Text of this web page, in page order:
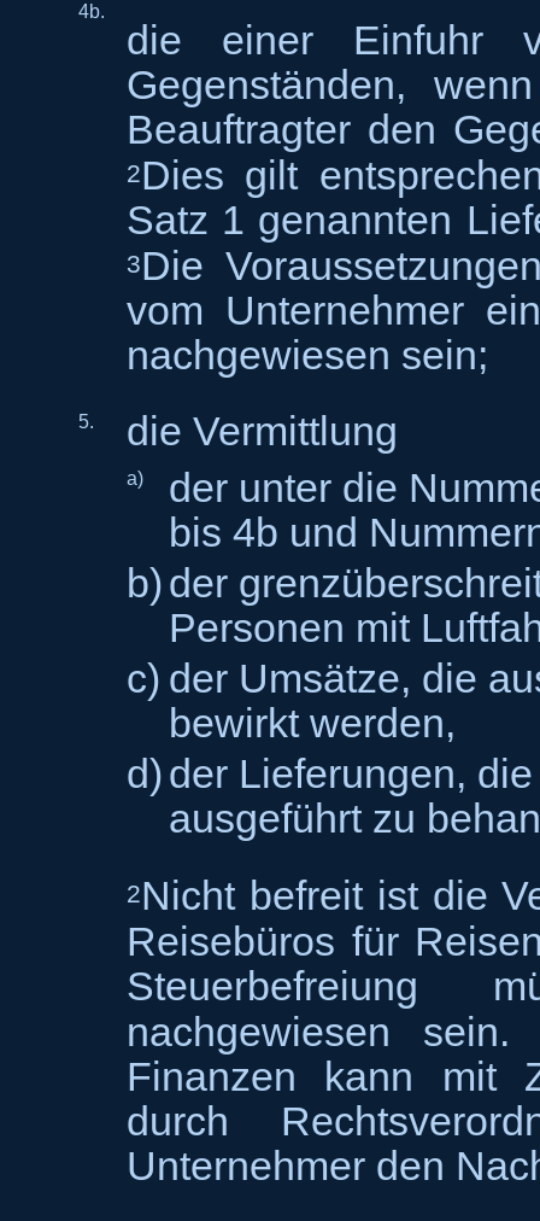
4b.
die einer Einfuhr
Gegenständen,
Beauftragter den
2Dies gilt
Satz 1 genannten
3Die
vom Unternehmer
nachgewiesen sein;
5. die Vermittlung
a)
der unter die
bis 4b und
b)der
Personen mit
c) der Umsätze, die
bewirkt werden,
d)der Lieferungen,
ausgeführt zu
2Nicht befreit ist die
Reisebüros für
Steuerbefreiung
nachgewiesen
Finanzen kann mit
durch
Unternehmer den